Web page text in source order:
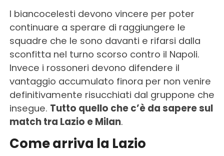
I biancocelesti devono vincere per poter
continuare a sperare di raggiungere le
squadre che le sono davanti e rifarsi dalla
sconfitta nel turno scorso contro il Napoli.
Invece i rossoneri devono difendere il
vantaggio accumulato finora per non venire
definitivamente risucchiati dal gruppone che
insegue. Tutto quello che c’è da sapere sul
match tra Lazio e Milan.
Come arriva la Lazio